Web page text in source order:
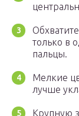
только в
пальцы.
Мелкие
лучше
Крупную